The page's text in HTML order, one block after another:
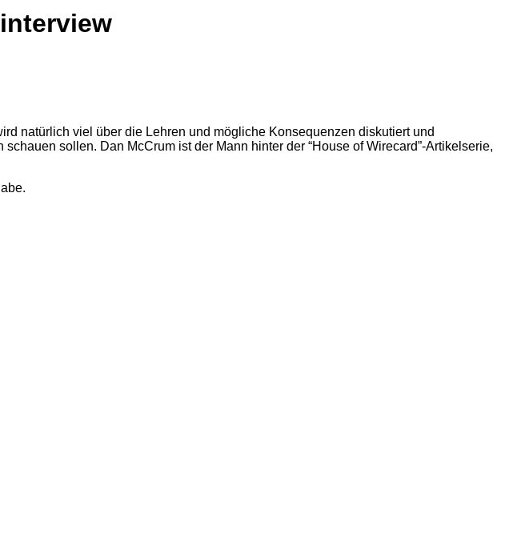
natürlich viel über die Lehren und mögliche Konsequenzen diskutiert und
sollen. Dan McCrum ist der Mann hinter der “House of Wirecard”-Artikelserie,